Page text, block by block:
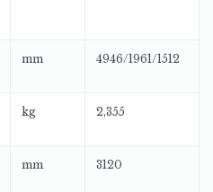
mm 4946/1961/1512
kg 2,355
mm 3120